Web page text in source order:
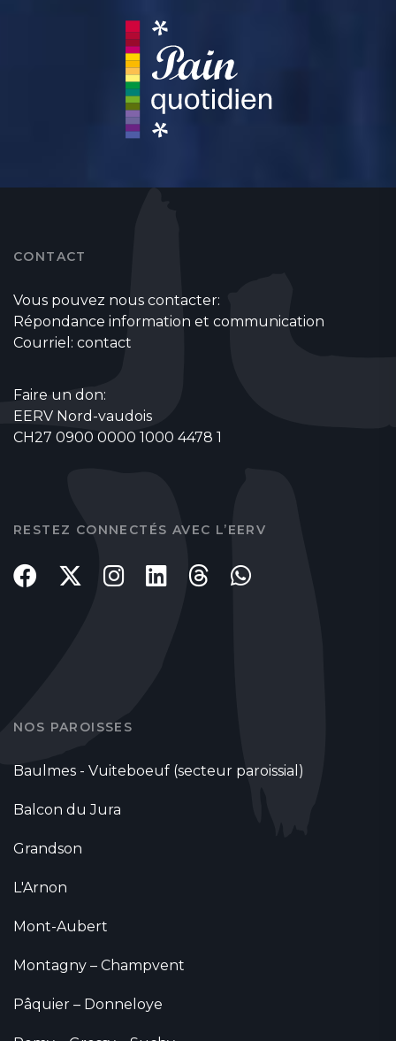
CONTACT
Vous pouvez nous contacter:
Répondance information et communication
Courriel: contact
Faire un don:
EERV Nord-vaudois
CH27 0900 0000 1000 4478 1
RESTEZ CONNECTÉS AVEC L’EERV
NOS PAROISSES
Baulmes - Vuiteboeuf (secteur paroissial)
Balcon du Jura
Grandson
L'Arnon
Mont-Aubert
Montagny – Champvent
Pâquier – Donneloye